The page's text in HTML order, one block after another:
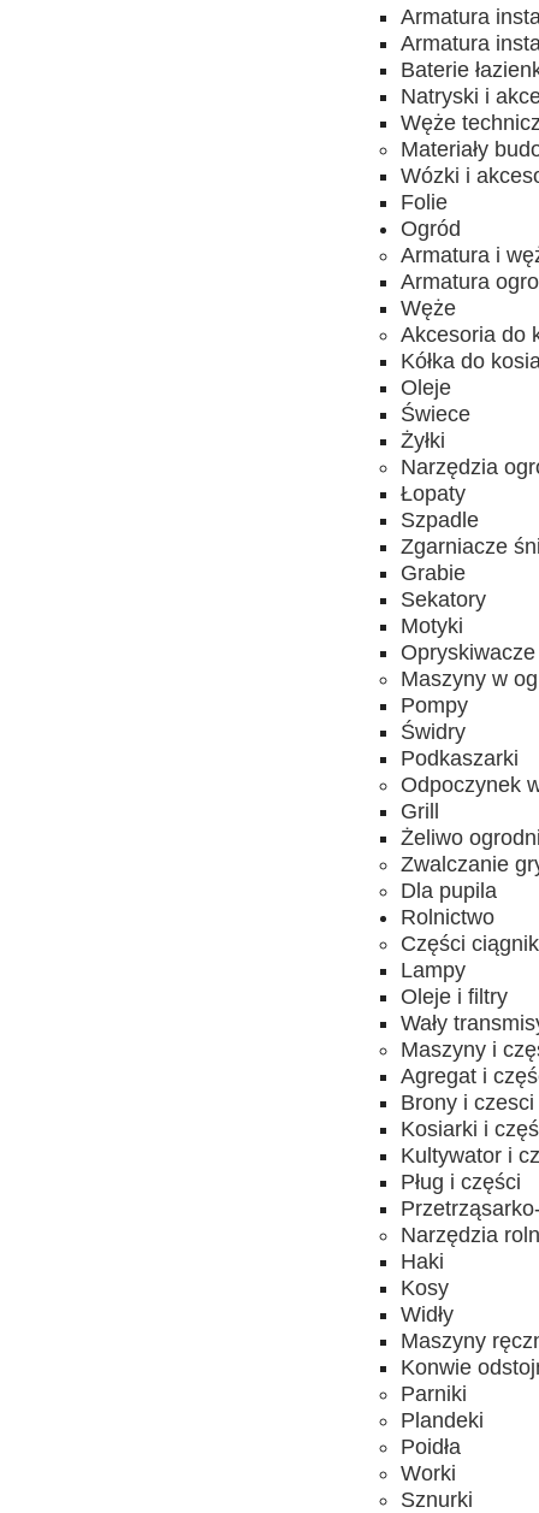
Armatura
Armatura
Baterie
Natryski i
Węże
Materiały
Wózki i
Folie
Ogród
Armatura i
Armatura
Węże
Akcesoria do
Kółka do
Oleje
Świece
Żyłki
Narzędzia
Łopaty
Szpadle
Zgarniacze
Grabie
Sekatory
Motyki
Opryskiwacze
Maszyny w
Pompy
Świdry
Podkaszarki
Odpoczynek
Grill
Żeliwo
Zwalczanie
Dla pupila
Rolnictwo
Części
Lampy
Oleje i filtry
Wały
Maszyny i
Agregat i
Brony i czesci
Kosiarki i
Kultywator i
Pług i części
Narzędzia
Haki
Kosy
Widły
Maszyny
Konwie
Parniki
Plandeki
Poidła
Worki
Sznurki